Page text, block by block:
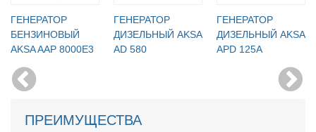
ГЕНЕРАТОР
БЕНЗИНОВЫЙ
AKSA AAP 8000E3
ГЕНЕРАТОР
ДИЗЕЛЬНЫЙ AKSA
AD 580
ГЕНЕРАТОР
ДИЗЕЛЬНЫЙ AKSA
APD 125A
ПРЕИМУЩЕСТВА